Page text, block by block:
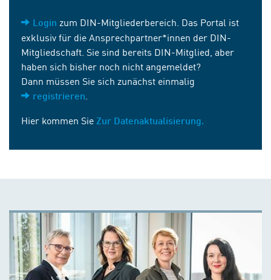
Login zum DIN-Mitgliederbereich. Das Portal ist
exklusiv für die Ansprechpartner*innen der DIN-
Mitgliedschaft. Sie sind bereits DIN-Mitglied, aber
haben sich bisher noch nicht angemeldet?
Dann müssen Sie sich zunächst einmalig
registrieren
Hier kommen Sie Zur Datenaktualisierung.